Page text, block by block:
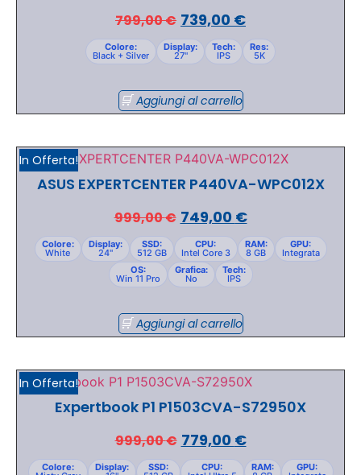
799,00€ 739,00 €
Colore:
Black + Silver
Display:
27"
Tech:
IPS
Res:
5K
Aggiungi al carrello
In Offerta!
ASUS EXPERTCENTER P440VA-WPC012X
999,00€ 749,00 €
Colore:
White
Display:
24"
SSD:
512 GB
CPU:
Intel Core 3
RAM:
8 GB
GPU:
Integrata
OS:
Win 11 Pro
Grafica:
No
Tech:
IPS
Aggiungi al carrello
In Offerta!
Expertbook P1 P1503CVA-S72950X
999,00€ 779,00 €
Colore: Display: SSD: CPU: RAM: GPU: